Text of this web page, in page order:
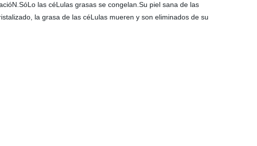
las céLulas grasas se congelan.Su piel sana de las
la grasa de las céLulas mueren y son eliminados de su